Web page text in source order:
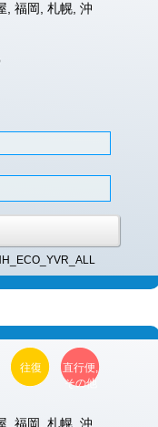
福岡, 札幌, 沖
直行便,
その他
往復
福岡, 札幌, 沖